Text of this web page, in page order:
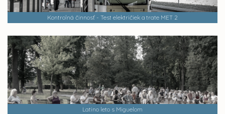
Kontrolná činnosť - Test električiek a trate MET 2
Latino leto s Miguelom